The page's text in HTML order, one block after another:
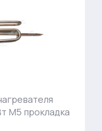
M5 прокладка